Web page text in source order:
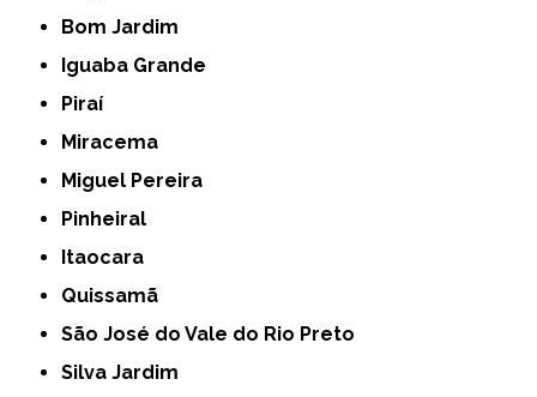
Bom Jardim
Iguaba Grande
Piraí
Miracema
Miguel Pereira
Pinheiral
Itaocara
Quissamã
São José do Vale do Rio Preto
Silva Jardim